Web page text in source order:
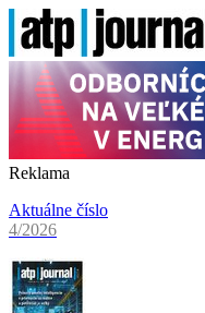
Reklama
Aktuálne číslo
4/2026